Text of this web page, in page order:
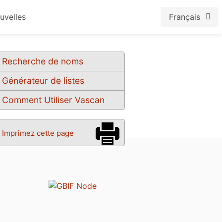
Français
Recherche de noms
Générateur de listes
Comment Utiliser Vascan
Imprimez cette page